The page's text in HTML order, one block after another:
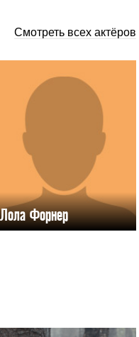
Смотреть всех актёров
Лола Форнер